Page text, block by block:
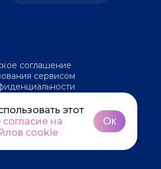
соглашение
сервисом
этот
согласие на
cookie
Ок